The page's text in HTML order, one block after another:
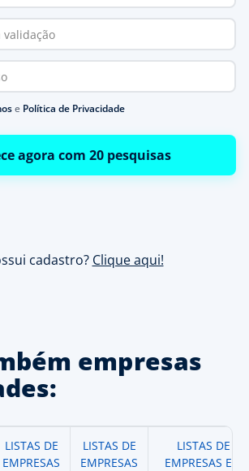
e Política de Privacidade
agora com 20 pesquisas
cadastro? Clique aqui!
empresas
LISTAS DE
EMPRESAS
LISTAS DE
EMPRESAS
LISTAS DE
EMPRESAS EM